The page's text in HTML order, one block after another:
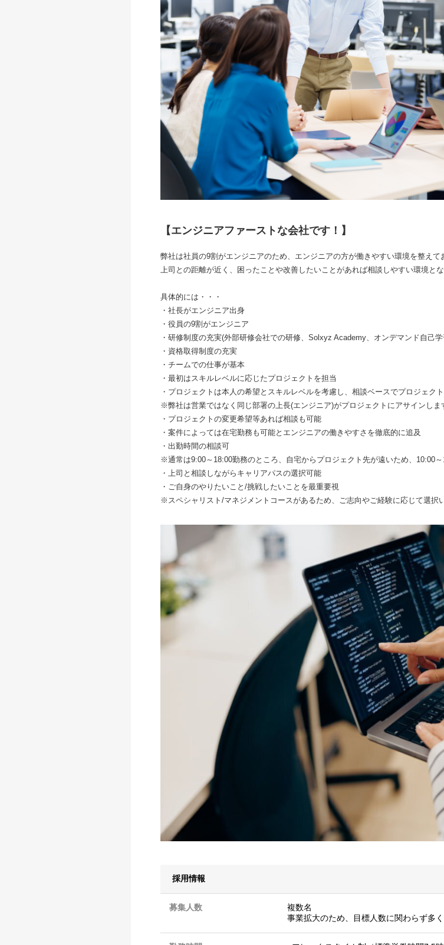
【エンジニアファーストな会社です！】
弊社は社員の9割がエンジニアのため、エンジニアの方が働きやすい環境を整えて
上司との距離が近く、困ったことや改善したいことがあれば相談しやすい環境とな
具体的には・・・
・社長がエンジニア出身
・役員の9割がエンジニア
・研修制度の充実(外部研修会社での研修、Solxyz Academy、オンデマンド自己
・資格取得制度の充実
・チームでの仕事が基本
・最初はスキルレベルに応じたプロジェクトを担当
・プロジェクトは本人の希望とスキルレベルを考慮し、相談ベースでプロジェク
※弊社は営業ではなく同じ部署の上長(エンジニア)がプロジェクトにアサインしま
・プロジェクトの変更希望等あれば相談も可能
・案件によっては在宅勤務も可能とエンジニアの働きやすさを徹底的に追及
・出勤時間の相談可
※通常は9:00～18:00勤務のところ、自宅からプロジェクト先が遠いため、10:00
・上司と相談しながらキャリアパスの選択可能
・ご自身のやりたいこと/挑戦したいことを最重要視
※スペシャリスト/マネジメントコースがあるため、ご志向やご経験に応じて選択
採用情報
募集人数
複数名
事業拡大のため、目標人数に関わらず多